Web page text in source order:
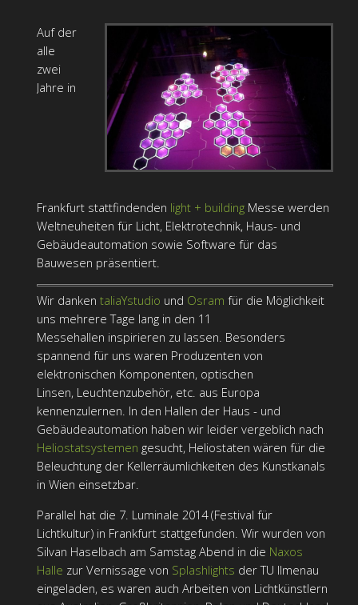
Auf der
alle
zwei
Jahre in
Frankfurt stattfindenden light + building Messe werden
Weltneuheiten für Licht, Elektrotechnik, Haus- und
Gebäudeautomation sowie Software für das
Bauwesen präsentiert.
Wir dankentaliaYstudio und Osram für die Möglichkeit
uns mehrere Tage lang in den 11
Messehallen inspirieren zu lassen. Besonders
spannend für uns waren Produzenten von
elektronischen Komponenten, optischen
Linsen, Leuchtenzubehör, etc. aus Europa
kennenzulernen. In den Hallen der Haus - und
Gebäudeautomation haben wir leider vergeblich nach
Heliostatsystemen gesucht, Heliostaten wären für die
Beleuchtung der Kellerräumlichkeiten des Kunstkanals
in Wien einsetzbar.
Parallel hat die 7. Luminale 2014 (Festival für
Lichtkultur) in Frankfurt stattgefunden. Wir wurden von
Silvan Haselbach am Samstag Abend in die Naxos
Halle zur Vernissage von Splashlights der TU Ilmenau
eingeladen, es waren auch Arbeiten von Lichtkünstlern